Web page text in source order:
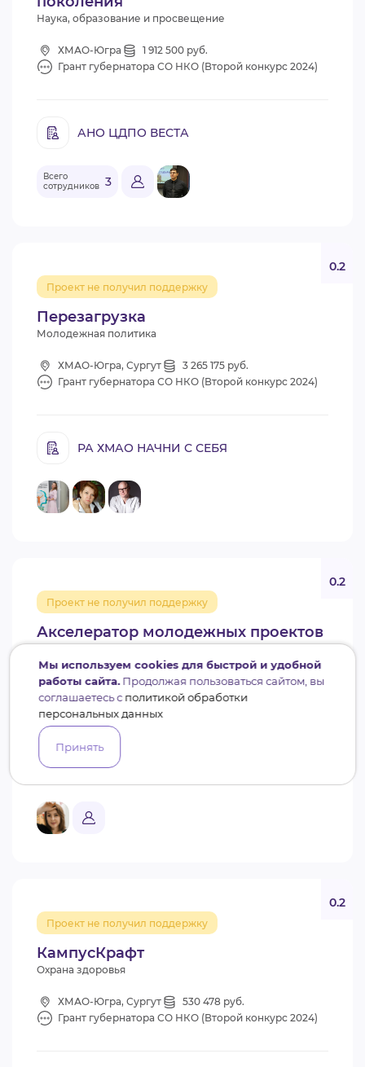
Наука, образование и просвещение
ХМАО-Югра
1 912 500 руб.
Грант губернатора СО НКО (Второй конкурс 2024)
АНО ЦДПО ВЕСТА
Всего
сотрудников 3
Перезагрузка
Проект не получил поддержку
0.2
Молодежная политика
ХМАО-Югра, Сургут
3 265 175 руб.
Грант губернатора СО НКО (Второй конкурс 2024)
РА ХМАО НАЧНИ С СЕБЯ
Акселератор молодежных проектов
"Молодые лидеры"
Проект не получил поддержку
0.2
ХМАО-Югра
2 062 150 руб.
Грант губернатора СО НКО (Второй конкурс 2024)
АНО ДПО АДА
КампусКрафт
Проект не получил поддержку
0.2
Охрана здоровья
ХМАО-Югра, Сургут
530 478 руб.
Грант губернатора СО НКО (Второй конкурс 2024)
Мы используем cookies для быстрой и удобной
работы сайта.Продолжая пользоваться сайтом, вы
соглашаетесь сполитикой обработки
персональных данных
Принять